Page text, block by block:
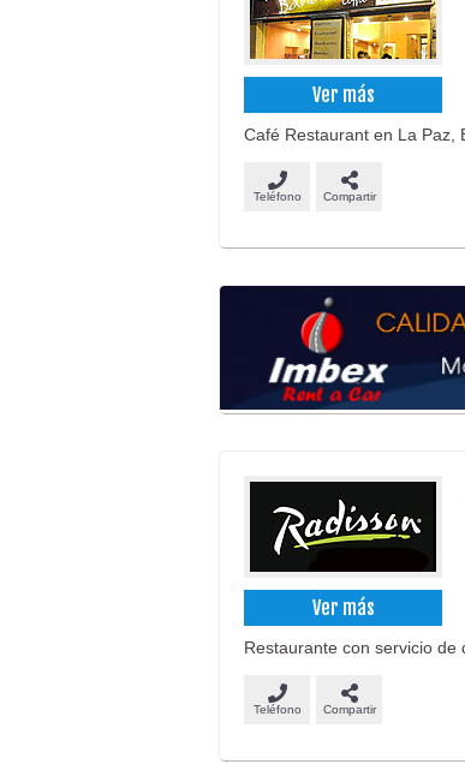
Ver más
Café Restaurant en La Paz,
Teléfono Compartir
Ver más
Restaurante con servicio de
Teléfono Compartir